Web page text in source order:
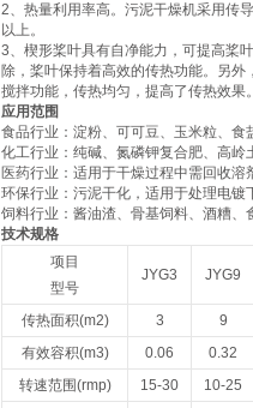
2、热量利用率高。污泥干燥机采用传
以上。
3、楔形桨叶具有自净能力，可提高桨
除，桨叶保持着高效的传热功能。另外
搅拌功能，传热均匀，提高了传热效果。
应用范围
食品行业‌：淀粉、可可豆、玉米粒、食
化工行业‌：纯碱、氮磷钾复合肥、高岭
医药行业‌：适用于干燥过程中需回收溶
环保行业‌：污泥干化，适用于处理电镀
饲料行业‌：酱油渣、骨基饲料、酒糟、
技术规格
项目
型号
JYG3 JYG9
传热面积(m2) 3 9
有效容积(m3)
0.06 0.32
转速范围(rmp)
15-30 10-25